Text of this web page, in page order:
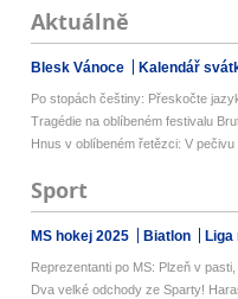
Aktuálně
Blesk Vánoce Kalendář
Po stopách češtiny: Přeskočte
Tragédie na oblíbeném festivalu
Hnus v oblíbeném řetězci: V
Sport
MS hokej 2025 Biatlon
Reprezentanti po MS: Plzeň v
Dva velké odchody ze Sparty!